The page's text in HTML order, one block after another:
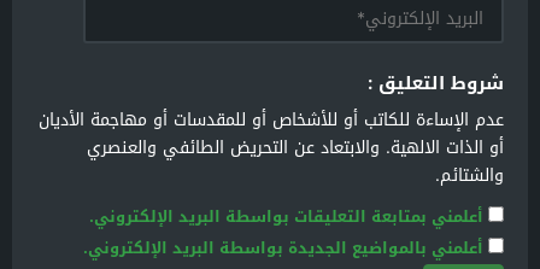
شروط التعليق :
عدم الإساءة للكاتب أو للأشخاص أو للمقدسات أو مهاجمة الأديان
أو الذات الالهية. والابتعاد عن التحريض الطائفي والعنصري
والشتائم.
أعلمني بمتابعة التعليقات بواسطة البريد الإلكتروني.
أعلمني بالمواضيع الجديدة بواسطة البريد الإلكتروني.